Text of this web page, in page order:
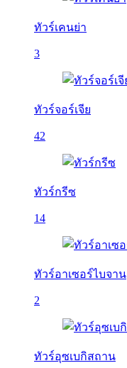
ทัวร์เคนย่า
3
ทัวร์จอร์เจีย
42
ทัวร์กรีซ
14
ทัวร์อาเซอร์ไบจาน
2
ทัวร์อุซเบกิสถาน